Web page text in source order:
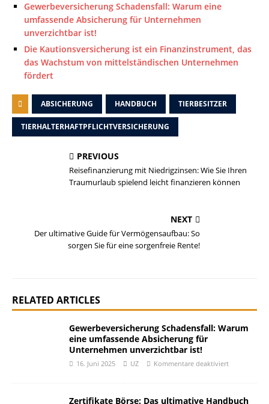
Gewerbeversicherung Schadensfall: Warum eine
umfassende Absicherung für Unternehmen
unverzichtbar ist!
Die Kautionsversicherung ist ein Finanzinstrument, das
das Wachstum von mittelständischen Unternehmen
fördert
ABSICHERUNG HANDBUCH TIERBESITZER
TIERHALTERHAFTPFLICHTVERSICHERUNG
PREVIOUS
Reisefinanzierung mit Niedrigzinsen: Wie Sie Ihren
Traumurlaub spielend leicht finanzieren können
NEXT
Der ultimative Guide für Vermögensaufbau: So
sorgen Sie für eine sorgenfreie Rente!
RELATED ARTICLES
Gewerbeversicherung Schadensfall: Warum
eine umfassende Absicherung für
Unternehmen unverzichtbar ist!
16. Juni 2025 UZ Kommentare deaktiviert
Zertifikate Börse: Das ultimative Handbuch